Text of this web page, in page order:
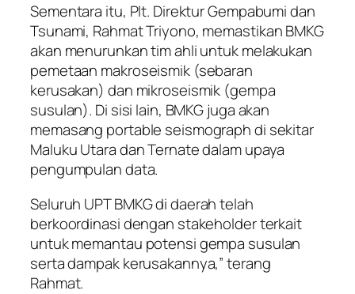
Sementara itu, Plt. Direktur Gempabumi dan
Tsunami, Rahmat Triyono, memastikan BMKG
akan menurunkan tim ahli untuk melakukan
pemetaan makroseismik (sebaran
kerusakan) dan mikroseismik (gempa
susulan). Di sisi lain, BMKG juga akan
memasang portable seismograph di sekitar
Maluku Utara dan Ternate dalam upaya
pengumpulan data.
Seluruh UPT BMKG di daerah telah
berkoordinasi dengan stakeholder terkait
untuk memantau potensi gempa susulan
serta dampak kerusakannya,” terang
Rahmat.